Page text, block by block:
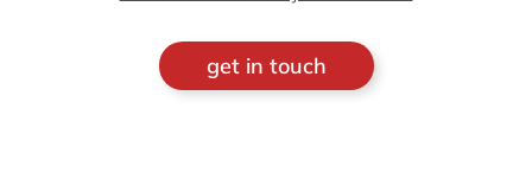
get in touch